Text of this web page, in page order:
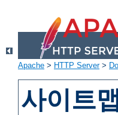
Apache > HTTP Server>
사이트